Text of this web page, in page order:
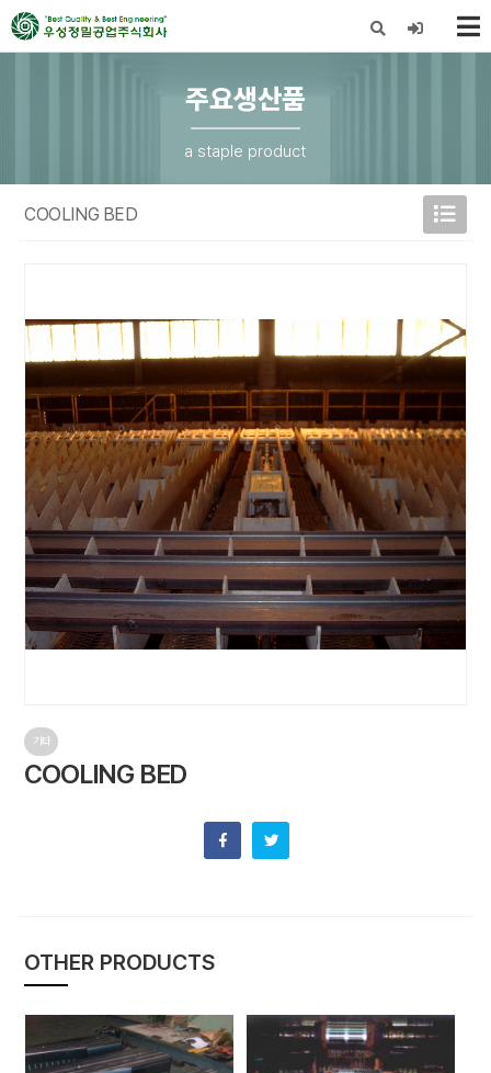
주요생산품
a staple product
COOLING BED
기타
COOLING BED
OTHER PRODUCTS